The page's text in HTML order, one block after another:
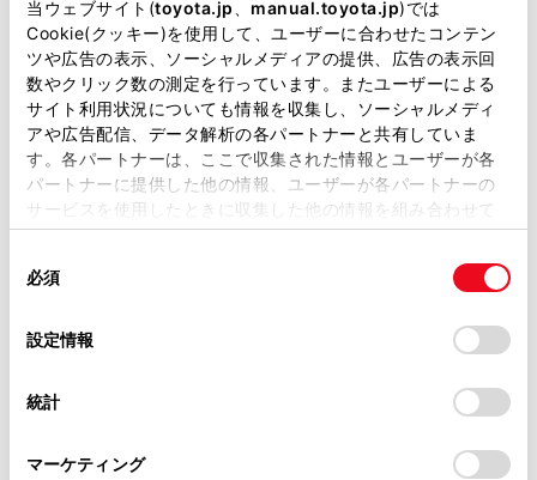
当ウェブサイト(toyota.jp manual.toyota.jp)では
Cookie(クッキー)を使用して、ユーザーに合わせたコンテン
ツや広告の表示、ソーシャルメディアの提供、広告の表示回
数やクリック数の測定を行っています。またユーザーによる
サイト利用状況についても情報を収集し、ソーシャルメディ
アや広告配信、データ解析の各パートナーと共有していま
す。各パートナーは、ここで収集された情報とユーザーが各
パートナーに提供した他の情報、ユーザーが各パートナーの
サービスを使用したときに収集した他の情報を組み合わせて
使用することがあります。当ウェブサイトの使用を続行する
デバイスにすべてのCookie(クッキー)が保存されることに同
意したことになります。Cookie(クッキー)のオプトアウト、
設定の変更、同意を撤回したりするにあたっては、当社の
「Cookie（クッキー）情報の取り扱いについて
」をご覧くだ
必須
設定情報
統計
マーケティング
チャットでお問い合わせ
受付：10:00～18:00
（長期連休などの当社指定日を除く）
い。
時間が少なくご案内が可能です。